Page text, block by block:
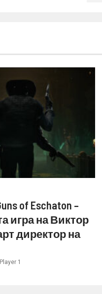
of Eschaton –
игра на Виктор
директор на
Player 1